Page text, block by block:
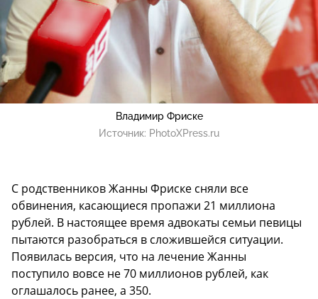
Владимир Фриске
Источник: PhotoXPress.ru
С родственников Жанны Фриске сняли все
обвинения, касающиеся пропажи 21 миллиона
рублей. В настоящее время адвокаты семьи певицы
пытаются разобраться в сложившейся ситуации.
Появилась версия, что на лечение Жанны
поступило вовсе не 70 миллионов рублей, как
оглашалось ранее, а 350.